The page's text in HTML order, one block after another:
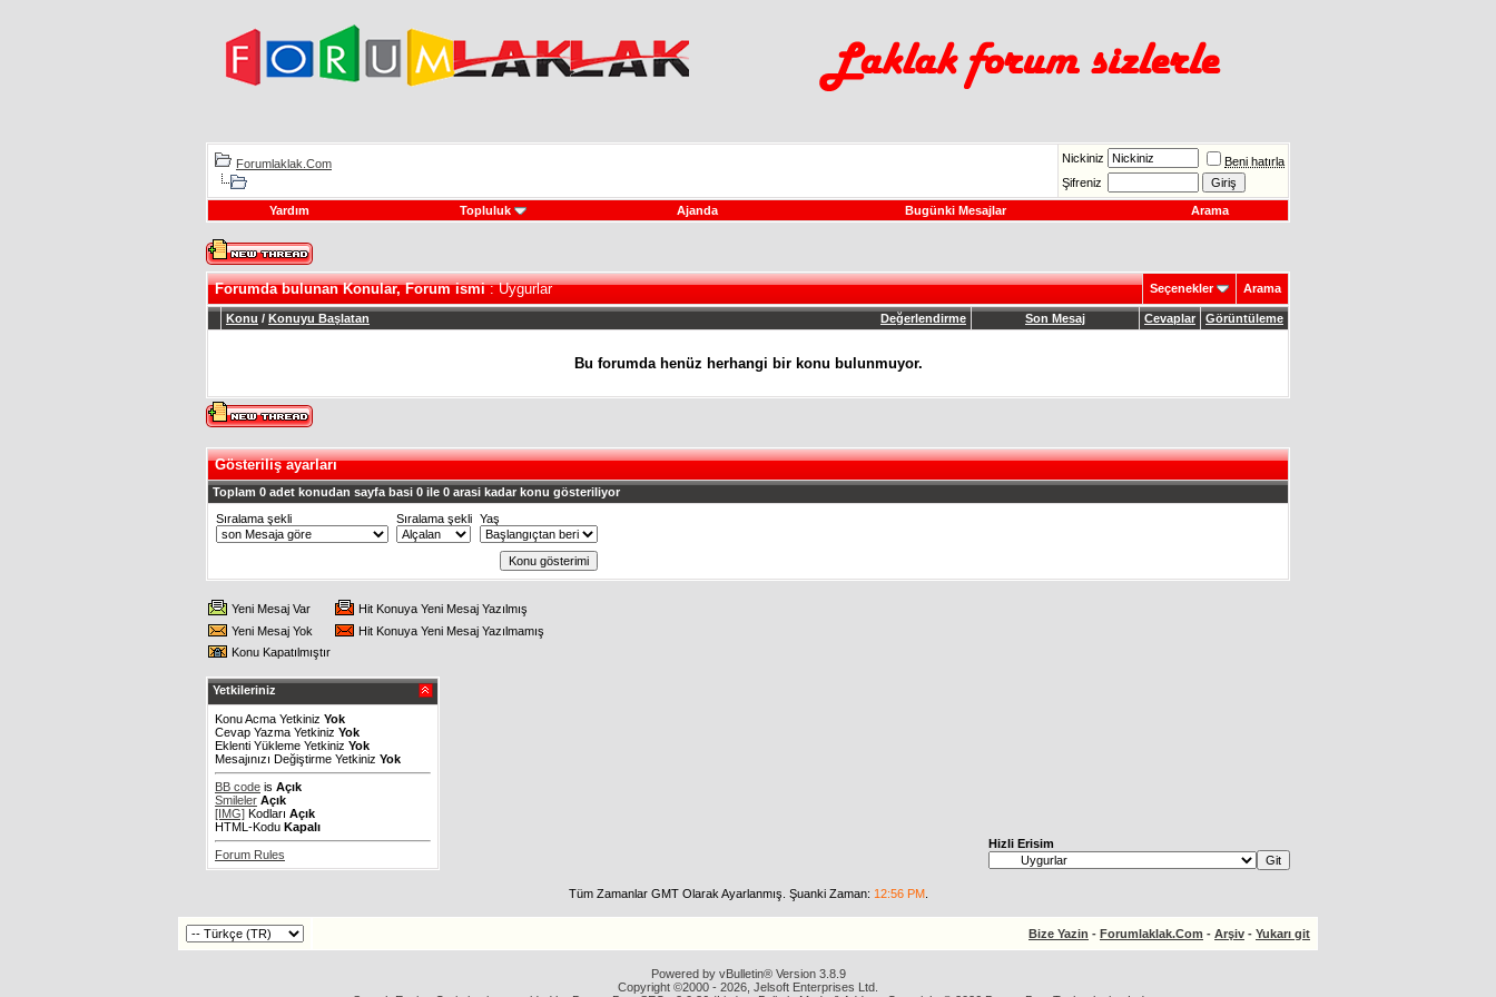
Forumlaklak.Com Nickiniz
Beni hatırla
Şifreniz
Yardım Topluluk Ajanda Bugünki Mesajlar Arama
Forumda bulunan Konular, Forum ismi: Uygurlar Seçenekler Arama
Değerlendirme
Konu / Konuyu Başlatan Son Mesaj Cevaplar Görüntüleme
Bu forumda henüz herhangi bir konu bulunmuyor.
Gösteriliş ayarları
Toplam 0 adet konudan sayfa basi 0 ile 0 arasi kadar konu gösteriliyor
Sıralama şekli
Sıralama şekli Yaş
Yeni Mesaj Var
Hit Konuya Yeni Mesaj Yazılmış
Yeni Mesaj Yok
Hit Konuya Yeni Mesaj Yazılmamış
Konu Kapatılmıştır
Yetkileriniz
Konu Acma Yetkiniz Yok
Cevap Yazma Yetkiniz Yok
Eklenti Yükleme Yetkiniz Yok
Mesajınızı Değiştirme Yetkiniz Yok
BB code is Açık
Smileler Açık
[IMG] Kodları Açık
HTML-Kodu Kapalı
Forum Rules
Hizli Erisim
Tüm Zamanlar GMT Olarak Ayarlanmış. Şuanki Zaman: 12:56 PM.
Bize Yazin - Forumlaklak.Com - Arşiv - Yukarı git
Powered by vBulletin® Version 3.8.9
Copyright ©2000 - 2026, Jelsoft Enterprises Ltd.